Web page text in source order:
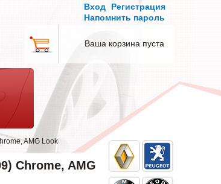
Вход
Регистрация
Напомнить пароль
Ваша корзина пуста
AMG Look
Chrome, AMG